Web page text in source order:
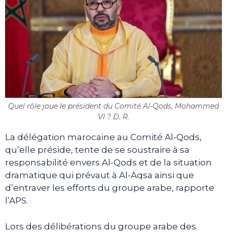
Quel rôle joue le président du Comité Al-Qods, Mohammed
VI ? D. R.
La délégation marocaine au Comité Al-Qods,
qu’elle préside, tente de se soustraire à sa
responsabilité envers Al-Qods et de la situation
dramatique qui prévaut à Al-Aqsa ainsi que
d’entraver les efforts du groupe arabe, rapporte
l’APS.
Lors des délibérations du groupe arabe des